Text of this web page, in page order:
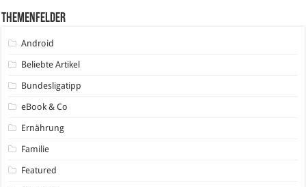
Themenfelder
Android
Beliebte Artikel
Bundesligatipp
eBook & Co
Ernährung
Familie
Featured